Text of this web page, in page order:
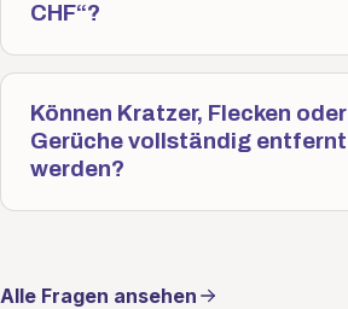
CHF“?
Können Kratzer, Flecken oder
Gerüche vollständig entfernt
werden?
Alle Fragen ansehen